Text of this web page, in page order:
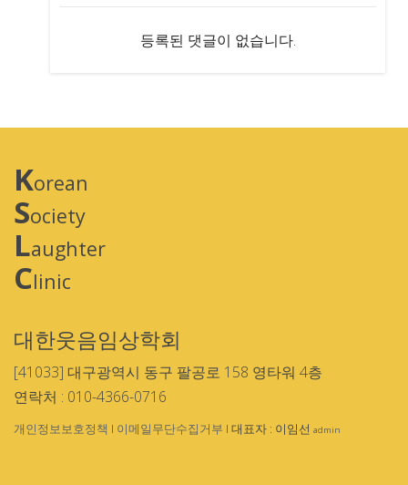
등록된 댓글이 없습니다.
Korean
Society
Laughter
Clinic
대한웃음임상학회
[41033] 대구광역시 동구 팔공로 158 영타워 4층
연락처 : 010-4366-0716
개인정보보호정책 I 이메일무단수집거부 I 대표자 : 이임선 admin